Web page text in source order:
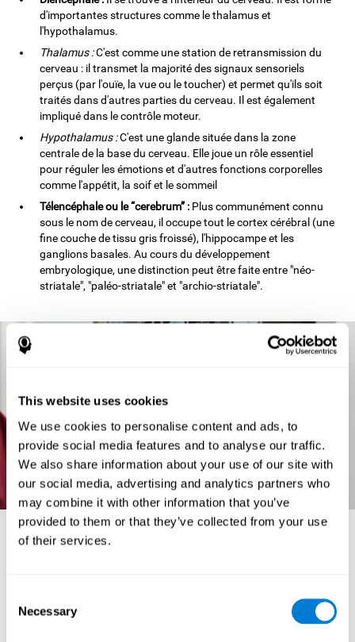
This website uses cookies
We use cookies to personalise content and ads, to
provide social media features and to analyse our traffic.
We also share information about your use of our site with
our social media, advertising and analytics partners who
may combine it with other information that you’ve
provided to them or that they’ve collected from your use
of their services.
Selection
Necessary
d'importantes structures comme le thalamus et
l'hypothalamus.
Thalamus :C'est comme une station de retransmission du
cerveau : il transmet la majorité des signaux sensoriels
perçus (par l'ouïe, la vue ou le toucher) et permet qu'ils soit
traités dans d'autres parties du cerveau. Il est également
impliqué dans le contrôle moteur.
Hypothalamus :C'est une glande située dans la zone
centrale de la base du cerveau. Elle joue un rôle essentiel
pour réguler les émotions et d'autres fonctions corporelles
comme l'appétit, la soif et le sommeil
Télencéphale ou le “cerebrum” : Plus communément connu
sous le nom de cerveau, il occupe tout le cortex cérébral (une
fine couche de tissu gris froissé), l'hippocampe et les
ganglions basales. Au cours du développement
embryologique, une distinction peut être faite entre "néo-
striatale", "paléo-striatale" et "archio-striatale".
L'anatomie cérébrale et ses fonctions
LES GANGLIONS BASALES :
Il s'agit de structures neuronales
sous-corticales chargées de commencer et d'intégrer les mouvements. Ils